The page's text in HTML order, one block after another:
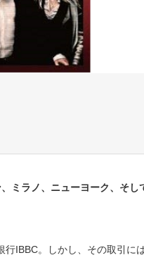
ミラノ、ニューヨーク、そし
IBBC。しかし、その取引に